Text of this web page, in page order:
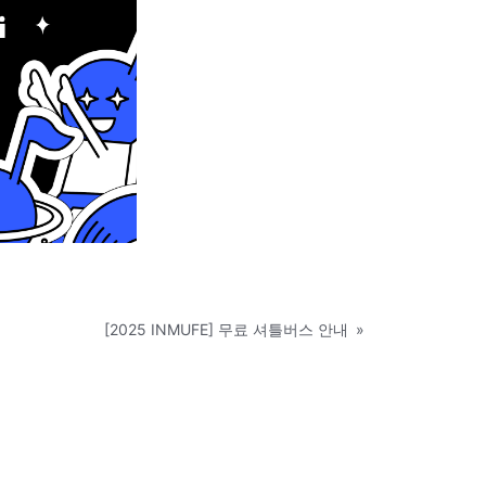
[2025 INMUFE] 무료 셔틀버스 안내 »